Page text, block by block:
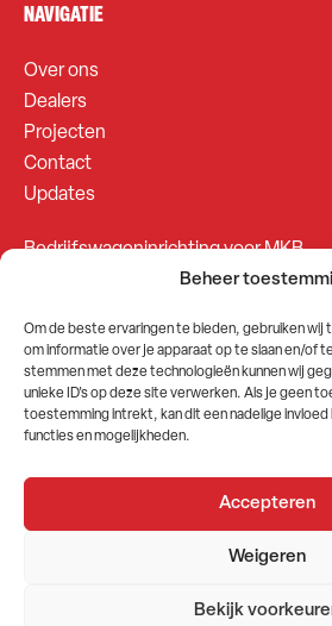
Beheer
Om de beste ervaringen te bieden, gebruiken wij
om informatie over je apparaat op te slaan en/of
stemmen met deze technologieën kunnen wij
unieke ID's op deze site verwerken. Als je geen
toestemming intrekt, kan dit een nadelige invloed
functies en mogelijkheden.
Accepteren
Weigeren
Bekijk
NAVIGATIE
Over ons
Dealers
Projecten
Contact
Updates
Bedrijfswageninrichting voor MKB
Bedrijfswageninrichting voor
SOCIALS